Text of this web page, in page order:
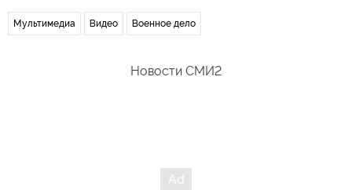
Мультимедиа Видео Военное дело
Новости СМИ2